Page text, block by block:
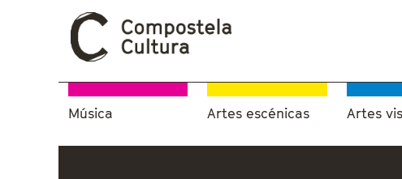
Música Artes escénicas Artes